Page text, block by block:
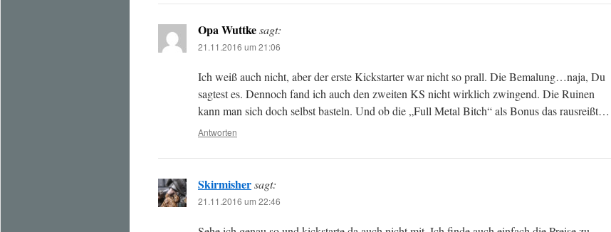
Opa Wuttkesagt:
21.11.2016 um 21:06
Ich weiß auch nicht, aber der erste Kickstarter war nicht so prall. Die Bemalung…naja, Du
sagtest es. Dennoch fand ich auch den zweiten KS nicht wirklich zwingend. Die Ruinen
kann man sich doch selbst basteln. Und ob die „Full Metal Bitch“ als Bonus das rausreißt…
Antworten
Skirmishersagt:
21.11.2016 um 22:46